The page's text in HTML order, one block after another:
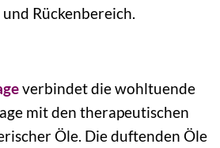
Rückenbereich.
verbindet die wohltuende
mit den therapeutischen
Öle. Die duftenden Öle